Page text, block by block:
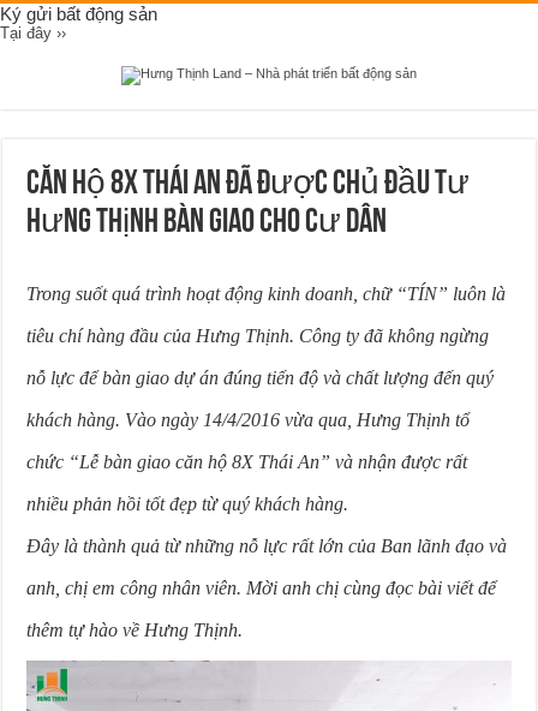
Ký gửi bất động sản
Tại đây ››
Căn hộ 8x Thái An đã được chủ đầu tư
Hưng Thịnh bàn giao cho Cư Dân
Trong suốt quá trình hoạt động kinh doanh, chữ “TÍN” luôn là
tiêu chí hàng đầu của Hưng Thịnh. Công ty đã không ngừng
nỗ lực để bàn giao dự án đúng tiến độ và chất lượng đến quý
khách hàng. Vào ngày 14/4/2016 vừa qua, Hưng Thịnh tổ
chức “Lễ bàn giao căn hộ 8X Thái An” và nhận được rất
nhiều phản hồi tốt đẹp từ quý khách hàng.
Đây là thành quả từ những nỗ lực rất lớn của Ban lãnh đạo và
anh, chị em công nhân viên. Mời anh chị cùng đọc bài viết để
thêm tự hào về Hưng Thịnh.